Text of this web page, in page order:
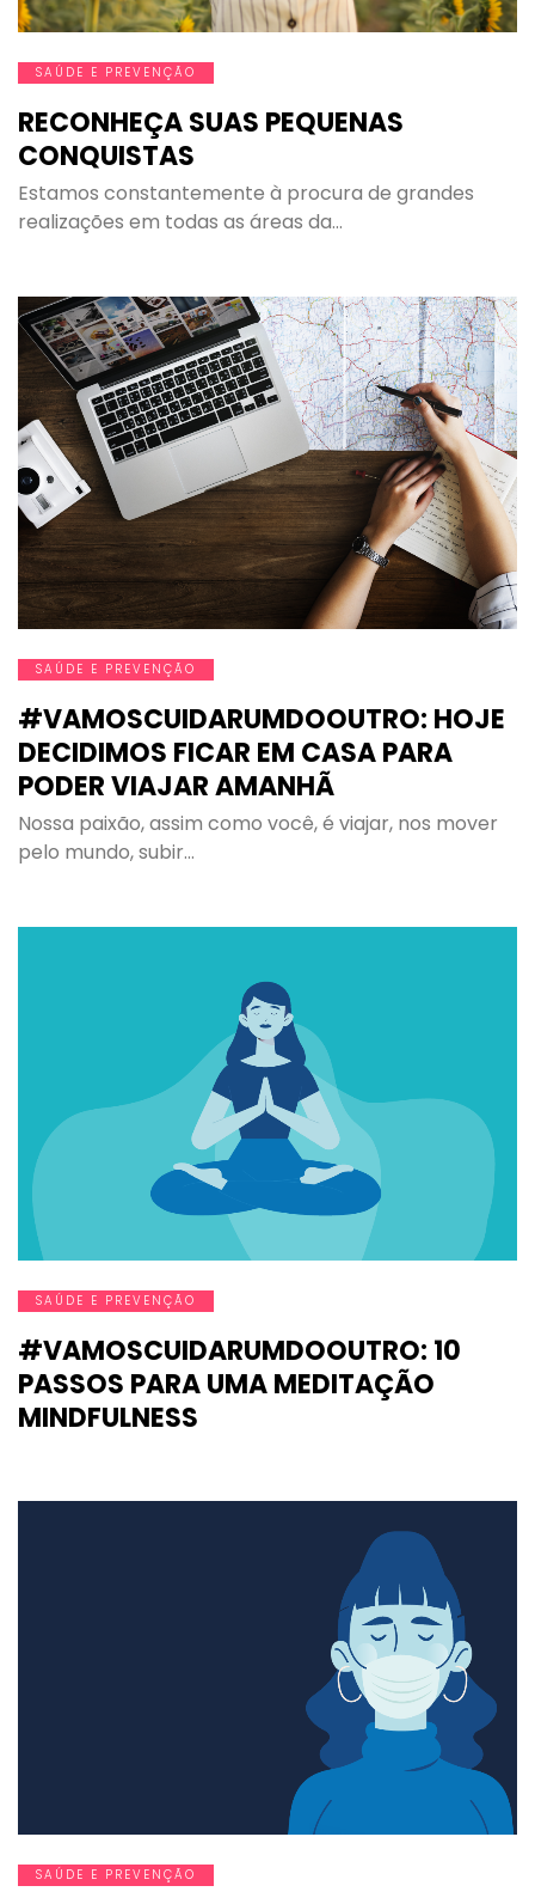
SAÚDE E PREVENÇÃO
RECONHEÇA SUAS PEQUENAS
CONQUISTAS
Estamos constantemente à procura de grandes
realizações em todas as áreas da…
SAÚDE E PREVENÇÃO
#VAMOSCUIDARUMDOOUTRO: HOJE
DECIDIMOS FICAR EM CASA PARA
PODER VIAJAR AMANHÃ
Nossa paixão, assim como você, é viajar, nos mover
pelo mundo, subir…
SAÚDE E PREVENÇÃO
#VAMOSCUIDARUMDOOUTRO: 10
PASSOS PARA UMA MEDITAÇÃO
MINDFULNESS
SAÚDE E PREVENÇÃO